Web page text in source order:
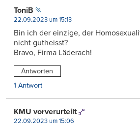
ToniB
22.09.2023 um 15:13
Bin ich der einzige, der
nicht gutheisst?
Bravo, Firma Läderach!
Antworten
1 Antwort
KMU vorverurteilt
22.09.2023 um 15:06